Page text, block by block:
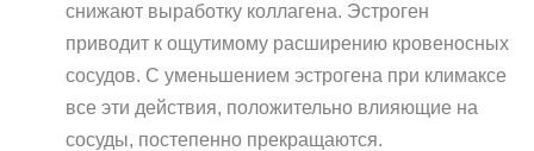
снижают выработку коллагена. Эстроген
приводит к ощутимому расширению кровеносных
сосудов. С уменьшением эстрогена при климаксе
все эти действия, положительно влияющие на
сосуды, постепенно прекращаются.